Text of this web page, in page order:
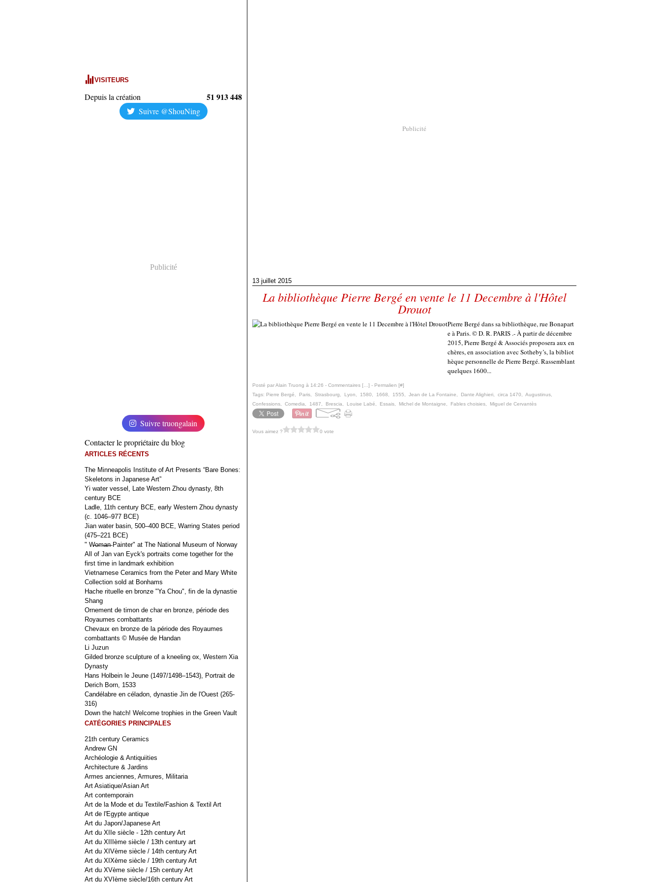
VISITEURS
Depuis la création 51 913 448
Suivre @ShouNing
Publicité
Suivre truongalain
Contacter le propriétaire du blog
ARTICLES RÉCENTS
The Minneapolis Institute of Art Presents “Bare Bones:
Skeletons in Japanese Art”
Yi water vessel, Late Western Zhou dynasty, 8th
century BCE
Ladle, 11th century BCE, early Western Zhou dynasty
(c. 1046–977 BCE)
Jian water basin, 500–400 BCE, Warring States period
(475–221 BCE)
" W̶o̶m̶a̶n̶ Painter" at The National Museum of Norway
All of Jan van Eyck's portraits come together for the
first time in landmark exhibition
Vietnamese Ceramics from the Peter and Mary White
Collection sold at Bonhams
Hache rituelle en bronze "Ya Chou", fin de la dynastie
Shang
Ornement de timon de char en bronze, période des
Royaumes combattants
Chevaux en bronze de la période des Royaumes
combattants © Musée de Handan
Li Juzun
Gilded bronze sculpture of a kneeling ox, Western Xia
Dynasty
Hans Holbein le Jeune (1497/1498–1543), Portrait de
Derich Born, 1533
Candélabre en céladon, dynastie Jin de l'Ouest (265-
316)
Down the hatch! Welcome trophies in the Green Vault
CATÉGORIES PRINCIPALES
21th century Ceramics
Andrew GN
Archéologie & Antiquiities
Architecture & Jardins
Armes anciennes, Armures, Militaria
Art Asiatique/Asian Art
Art contemporain
Art de la Mode et du Textile/Fashion & Textil Art
Art de l'Egypte antique
Art du Japon/Japanese Art
Art du XIIe siècle - 12th century Art
Art du XIIIème siècle / 13th century art
Art du XIVème siècle / 14th century Art
Art du XIXème siècle / 19th century Art
Art du XVème siècle / 15h century Art
Art du XVIème siècle/16th century Art
Publicité
13 juillet 2015
La bibliothèque Pierre Bergé en vente le 11 Decembre à l'Hôtel
Drouot
Pierre Bergé dans sa bibliothèque, rue Bonapart
e à Paris. © D. R. PARIS .- À partir de décembre
2015, Pierre Bergé & Associés proposera aux en
chères, en association avec Sotheby’s, la bibliot
hèque personnelle de Pierre Bergé. Rassemblant
quelques 1600...
Posté par Alain Truong à 14:26 - Commentaires [ ] - Permalien [#]
Tags: Pierre Bergé Paris Strasbourg Lyon 1580 1668 1555 Jean de La Fontaine Dante Alighieri circa 1470 Augustinus
Confessions
Comedia 1487 Brescia Louise Labé Essais Michel de Montaigne Fables choisies Miguel de Cervantès
Vous aimez ? 0 vote